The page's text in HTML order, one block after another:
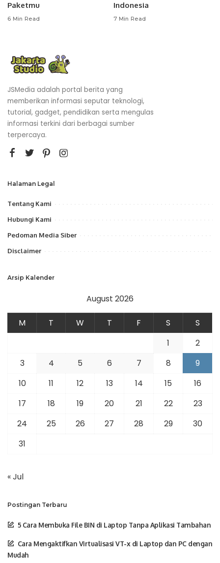
Paketmu
6 Min Read
Indonesia
7 Min Read
JSMedia adalah portal berita yang
memberikan informasi seputar teknologi,
tutorial, gadget, pendidikan serta mengulas
informasi terkini dari berbagai sumber
terpercaya.
Halaman Legal
Tentang Kami
Hubungi Kami
Pedoman Media Siber
Disclaimer
Arsip Kalender
August 2026
M T W T F S
S
1
2
3
4 5 6 7 8
9
10
11 12 13 14 15
16
17
18 19 20 21 22
23
24
25 26 27 28 29
30
31
« Jul
Postingan Terbaru
5 Cara Membuka File BIN di Laptop Tanpa Aplikasi Tambahan
Cara Mengaktifkan Virtualisasi VT-x di Laptop dan PC dengan
Mudah